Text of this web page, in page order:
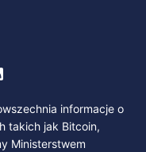
informacje o
takich jak Bitcoin,
Ministerstwem